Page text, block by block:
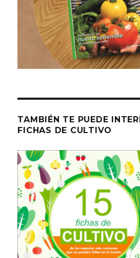
TAMBIÉN TE PUEDE
FICHAS DE CULTIVO